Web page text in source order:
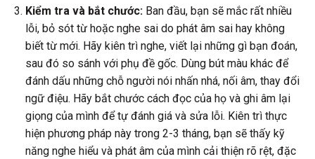
Kiểm tra và bắt chước:Ban đầu, bạn sẽ mắc rất nhiều
lỗi, bỏ sót từ hoặc nghe sai do phát âm sai hay không
biết từ mới. Hãy kiên trì nghe, viết lại những gì bạn đoán,
sau đó so sánh với phụ đề gốc. Dùng bút màu khác để
đánh dấu những chỗ người nói nhấn nhá, nối âm, thay đổi
ngữ điệu. Hãy bắt chước cách đọc của họ và ghi âm lại
giọng của mình để tự đánh giá và sửa lỗi. Kiên trì thực
hiện phương pháp này trong 2-3 tháng, bạn sẽ thấy kỹ
năng nghe hiểu và phát âm của mình cải thiện rõ rệt, đặc